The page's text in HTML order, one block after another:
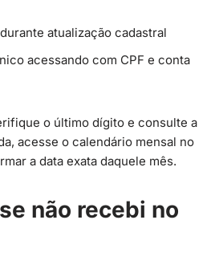
atualização cadastral
acessando com CPF e conta
o último dígito e consulte a
acesse o calendário mensal no
a data exata daquele mês.
não recebi no